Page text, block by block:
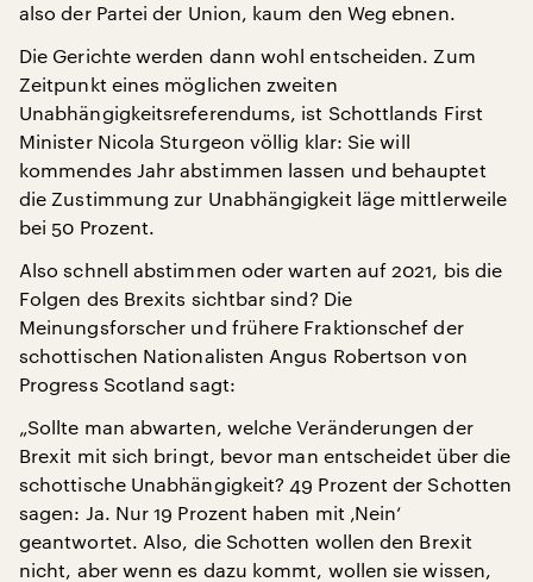
also der Partei der Union, kaum den Weg ebnen.
Die Gerichte werden dann wohl entscheiden. Zum
Zeitpunkt eines möglichen zweiten
Unabhängigkeitsreferendums, ist Schottlands First
Minister Nicola Sturgeon völlig klar: Sie will
kommendes Jahr abstimmen lassen und behauptet
die Zustimmung zur Unabhängigkeit läge mittlerweile
bei 50 Prozent.
Also schnell abstimmen oder warten auf 2021, bis die
Folgen des Brexits sichtbar sind? Die
Meinungsforscher und frühere Fraktionschef der
schottischen Nationalisten Angus Robertson von
Progress Scotland sagt:
„Sollte man abwarten, welche Veränderungen der
Brexit mit sich bringt, bevor man entscheidet über die
schottische Unabhängigkeit? 49 Prozent der Schotten
sagen: Ja. Nur 19 Prozent haben mit ‚Nein‘
geantwortet. Also, die Schotten wollen den Brexit
nicht, aber wenn es dazu kommt, wollen sie wissen,